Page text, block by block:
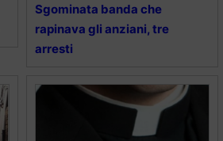
Sgominata banda che
rapinava gli anziani, tre
arresti